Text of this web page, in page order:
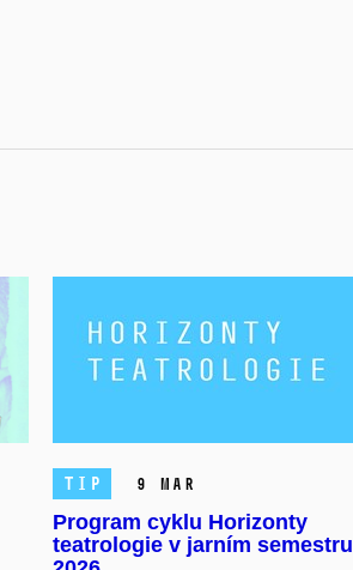
TIP 9 Mar
Program cyklu Horizonty
teatrologie v jarním semestru